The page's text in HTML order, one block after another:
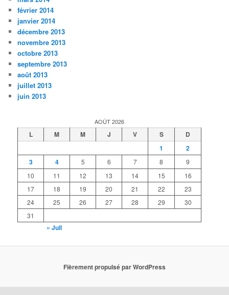
février 2014
janvier 2014
décembre 2013
novembre 2013
octobre 2013
septembre 2013
août 2013
juillet 2013
juin 2013
AOÛT 2026
L M M J V S
D
1
2
3
4 5 6 7 8
9
10
11 12 13 14 15
16
17
18 19 20 21 22
23
24
25 26 27 28 29
30
31
« Juil
Fièrement propulsé par WordPress